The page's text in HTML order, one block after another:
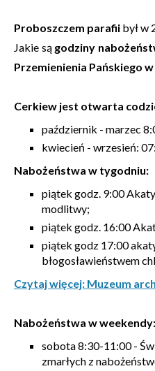
Proboszczem parafii był w
Jakie są godziny
Przemienienia Pańskiego
Cerkiew jest otwarta
październik - marzec
kwiecień - wrzesień:
Nabożeństwa w tygodniu:
piątek godz. 9:00
modlitwy;
piątek godz. 16:00
piątek godz 17:00
błogosławieństwem
Czytaj więcej: Muzeum
Nabożeństwa w weekendy:
sobota 8:30-11:00 -
zmarłych z